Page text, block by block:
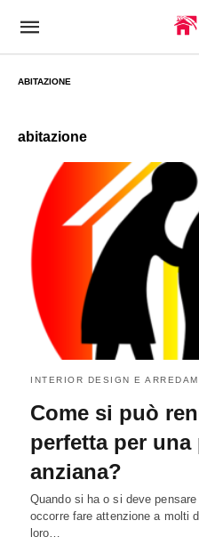
ABITAZIONE
abitazione
INTERIOR DESIGN E
Come si può
perfetta per una
anziana?
Quando si ha o si deve
occorre fare attenzione a molti
loro…